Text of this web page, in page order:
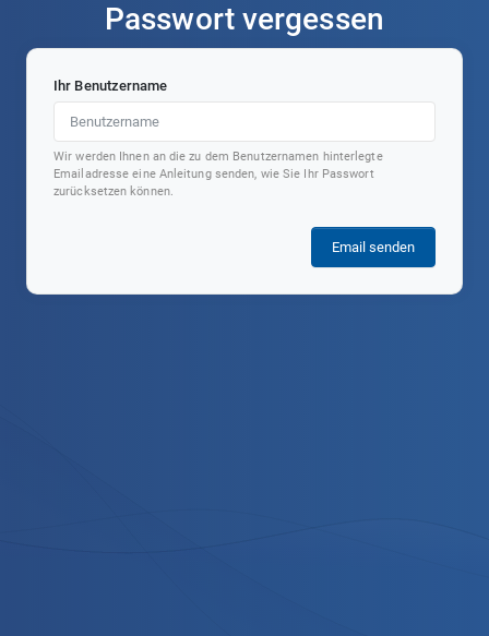
Passwort vergessen
Ihr Benutzername
Wir werden Ihnen an die zu dem Benutzernamen hinterlegte
Emailadresse eine Anleitung senden, wie Sie Ihr Passwort
zurücksetzen können.
Email senden